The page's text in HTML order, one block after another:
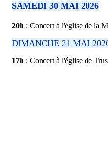
SAMEDI 30 MAI 2026
20h : Concert à l'église de la
DIMANCHE 31 MAI
17h : Concert à l'église de